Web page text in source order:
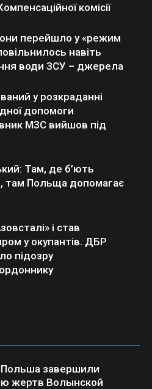
комісії
перейшло у «режим
навіть
води ЗСУ – джерела
у розкраданні
допомоги
МЗС вийшов під
Там, де б’ють
там Польща допомагає
і став
у окупантів. ДБР
підозру
Польша завершили
жертв Волынской